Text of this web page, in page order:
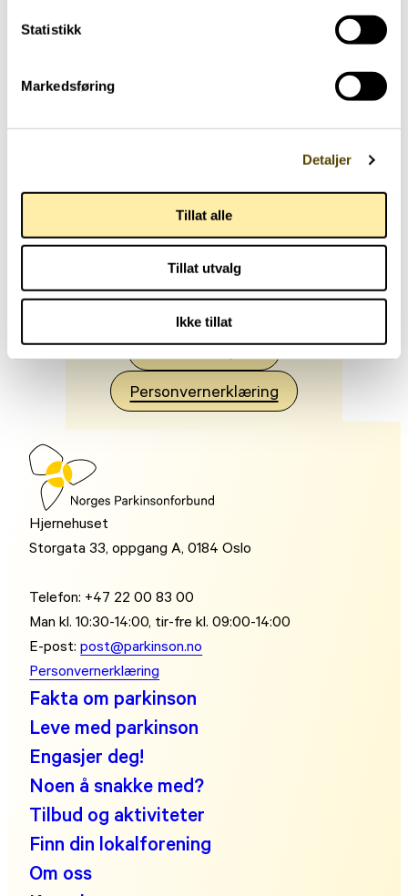
Statistikk
Markedsføring
Detaljer
Tillat alle
Tillat utvalg
Ikke tillat
Her skulle det vært en
samtykke til informasjonskapsler
fra tredjepartsleverandører. Du
kan enkelt endre samtykke her:
Endre samtykke
Personvernerklæring
Hjernehuset
Storgata 33, oppgang A, 0184 Oslo
Telefon: +47 22 00 83 00
Man kl. 10:30-14:00, tir-fre kl. 09:00-14:00
E-post:post@parkinson.no
Personvernerklæring
Fakta om parkinson
Leve med parkinson
Engasjer deg!
Noen å snakke med?
Tilbud og aktiviteter
Finn din lokalforening
Om oss